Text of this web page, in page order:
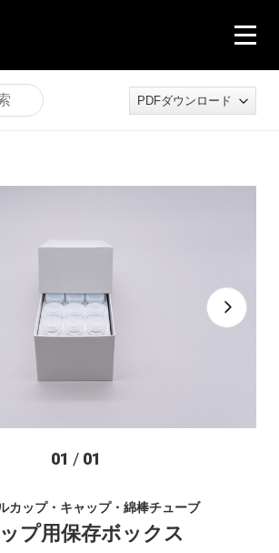
PDFダウンロード
01 / 01
カップ・キャップ・綿棒チューブ
プ用保存ボックス